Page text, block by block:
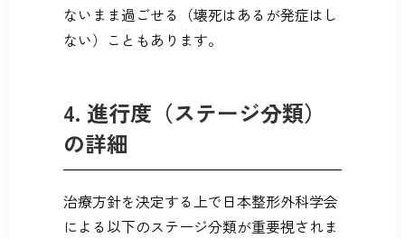
ないまま過ごせる（壊死はあるが発症はし
ない）こともあります。
4. 進行度（ステージ分類）
の詳細
治療方針を決定する上で日本整形外科学会
による以下のステージ分類が重要視されま